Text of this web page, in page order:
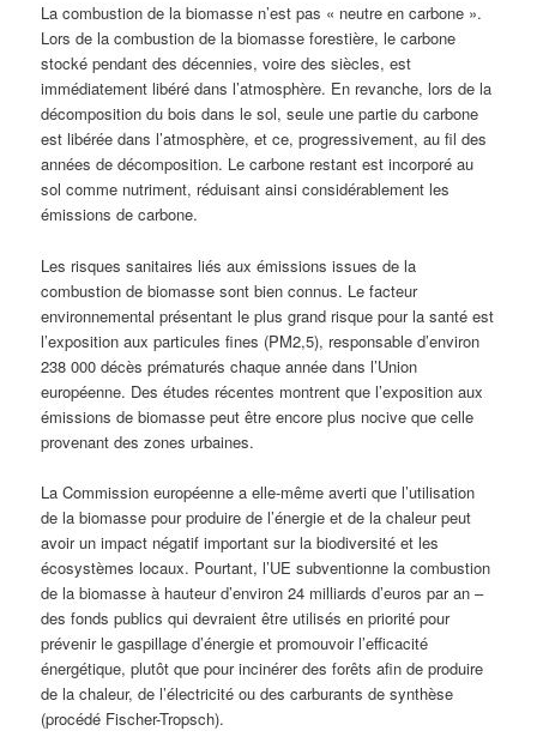
La combustion de la biomasse n’est pas « neutre en carbone ».
Lors de la combustion de la biomasse forestière, le carbone
stocké pendant des décennies, voire des siècles, est
immédiatement libéré dans l’atmosphère. En revanche, lors de la
décomposition du bois dans le sol, seule une partie du carbone
est libérée dans l’atmosphère, et ce, progressivement, au fil des
années de décomposition. Le carbone restant est incorporé au
sol comme nutriment, réduisant ainsi considérablement les
émissions de carbone.
Les risques sanitaires liés aux émissions issues de la
combustion de biomasse sont bien connus. Le facteur
environnemental présentant le plus grand risque pour la santé est
l’exposition aux particules fines (PM2,5), responsable d’environ
238 000 décès prématurés chaque année dans l’Union
européenne. Des études récentes montrent que l’exposition aux
émissions de biomasse peut être encore plus nocive que celle
provenant des zones urbaines.
La Commission européenne a elle-même averti que l’utilisation
de la biomasse pour produire de l’énergie et de la chaleur peut
avoir un impact négatif important sur la biodiversité et les
écosystèmes locaux. Pourtant, l’UE subventionne la combustion
de la biomasse à hauteur d’environ 24 milliards d’euros par an –
des fonds publics qui devraient être utilisés en priorité pour
prévenir le gaspillage d’énergie et promouvoir l’efficacité
énergétique, plutôt que pour incinérer des forêts afin de produire
de la chaleur, de l’électricité ou des carburants de synthèse
(procédé Fischer-Tropsch).